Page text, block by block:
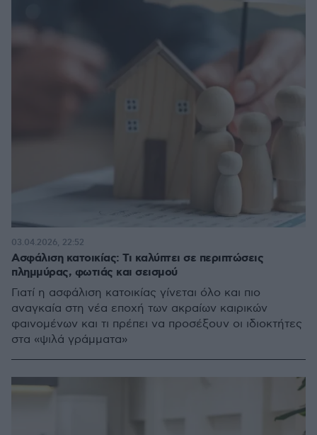
Ασφάλιση κατοικίας: Τι καλύπτει σε περιπτώσεις
πλημμύρας, φωτιάς και σεισμού
Γιατί η ασφάλιση κατοικίας γίνεται όλο και πιο
αναγκαία στη νέα εποχή των ακραίων καιρικών
φαινομένων και τι πρέπει να προσέξουν οι ιδιοκτήτες
στα «ψιλά γράμματα»
03.04.2026, 22:52